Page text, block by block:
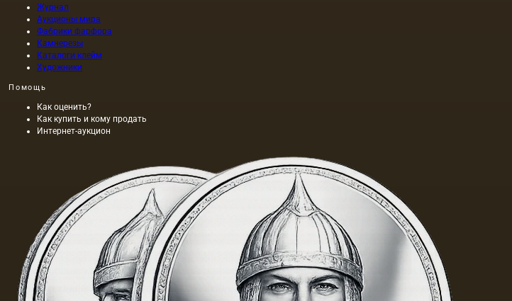
Журнал
Аукционы мира
Фабрики фарфора
Камнерезы
Каталоги клейм
Художники
Помощь
Как оценить?
Как купить и кому продать
Интернет-аукцион